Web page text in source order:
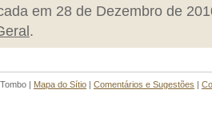
em 28 de Dezembro de
.
| Mapa do Sítio | Comentários e Sugestões |